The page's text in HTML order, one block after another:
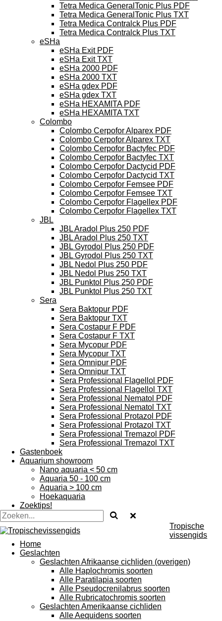
Tetra Medica GeneralTonic Plus PDF
Tetra Medica GeneralTonic Plus TXT
Tetra Medica Contralck Plus PDF
Tetra Medica Contralck Plus TXT
eSHa
eSHa Exit PDF
eSHa Exit TXT
eSHa 2000 PDF
eSHa 2000 TXT
eSHa gdex PDF
eSHa gdex TXT
eSHa HEXAMITA PDF
eSHa HEXAMITA TXT
Colombo
Colombo Cerpofor Alparex PDF
Colombo Cerpofor Alparex TXT
Colombo Cerpofor Bactyfec PDF
Colombo Cerpofor Bactyfec TXT
Colombo Cerpofor Dactycid PDF
Colombo Cerpofor Dactycid TXT
Colombo Cerpofor Femsee PDF
Colombo Cerpofor Femsee TXT
Colombo Cerpofor Flagellex PDF
Colombo Cerpofor Flagellex TXT
JBL
JBL Aradol Plus 250 PDF
JBL Aradol Plus 250 TXT
JBL Gyrodol Plus 250 PDF
JBL Gyrodol Plus 250 TXT
JBL Nedol Plus 250 PDF
JBL Nedol Plus 250 TXT
JBL Punktol Plus 250 PDF
JBL Punktol Plus 250 TXT
Sera
Sera Baktopur PDF
Sera Baktopur TXT
Sera Costapur F PDF
Sera Costapur F TXT
Sera Mycopur PDF
Sera Mycopur TXT
Sera Omnipur PDF
Sera Omnipur TXT
Sera Professional Flagellol PDF
Sera Professional Flagellol TXT
Sera Professional Nematol PDF
Sera Professional Nematol TXT
Sera Professional Protazol PDF
Sera Professional Protazol TXT
Sera Professional Tremazol PDF
Sera Professional Tremazol TXT
Gastenboek
Aquarium showroom
Nano aquaria < 50 cm
Aquaria 50 - 100 cm
Aquaria > 100 cm
Hoekaquaria
Zoektips!
Tropische
vissengids
Home
Geslachten
Geslachten Afrikaanse cichliden (overigen)
Alle Haplochromis soorten
Alle Paratilapia soorten
Alle Pseudocrenilabrus soorten
Alle Rubricatochromis soorten
Geslachten Amerikaanse cichliden
Alle Aequidens soorten